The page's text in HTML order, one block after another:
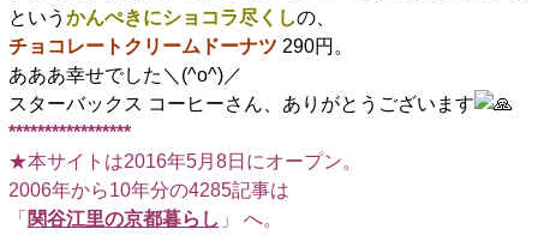
という かんぺきにショコラ尽くしの、
チョコレートクリームドーナツ 290円。
あああ幸せでした＼(^o^)／
スターバックス コーヒーさん、ありがとうございます
*****************
★本サイトは2016年5月8日にオープン。
2006年から10年分の4285記事は
「 関谷江里の京都暮らし 」 へ。